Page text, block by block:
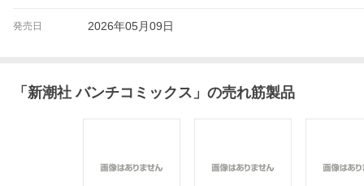
発売日 2026年05月09日
「 新潮社 バンチコミックス 」の売れ筋製品